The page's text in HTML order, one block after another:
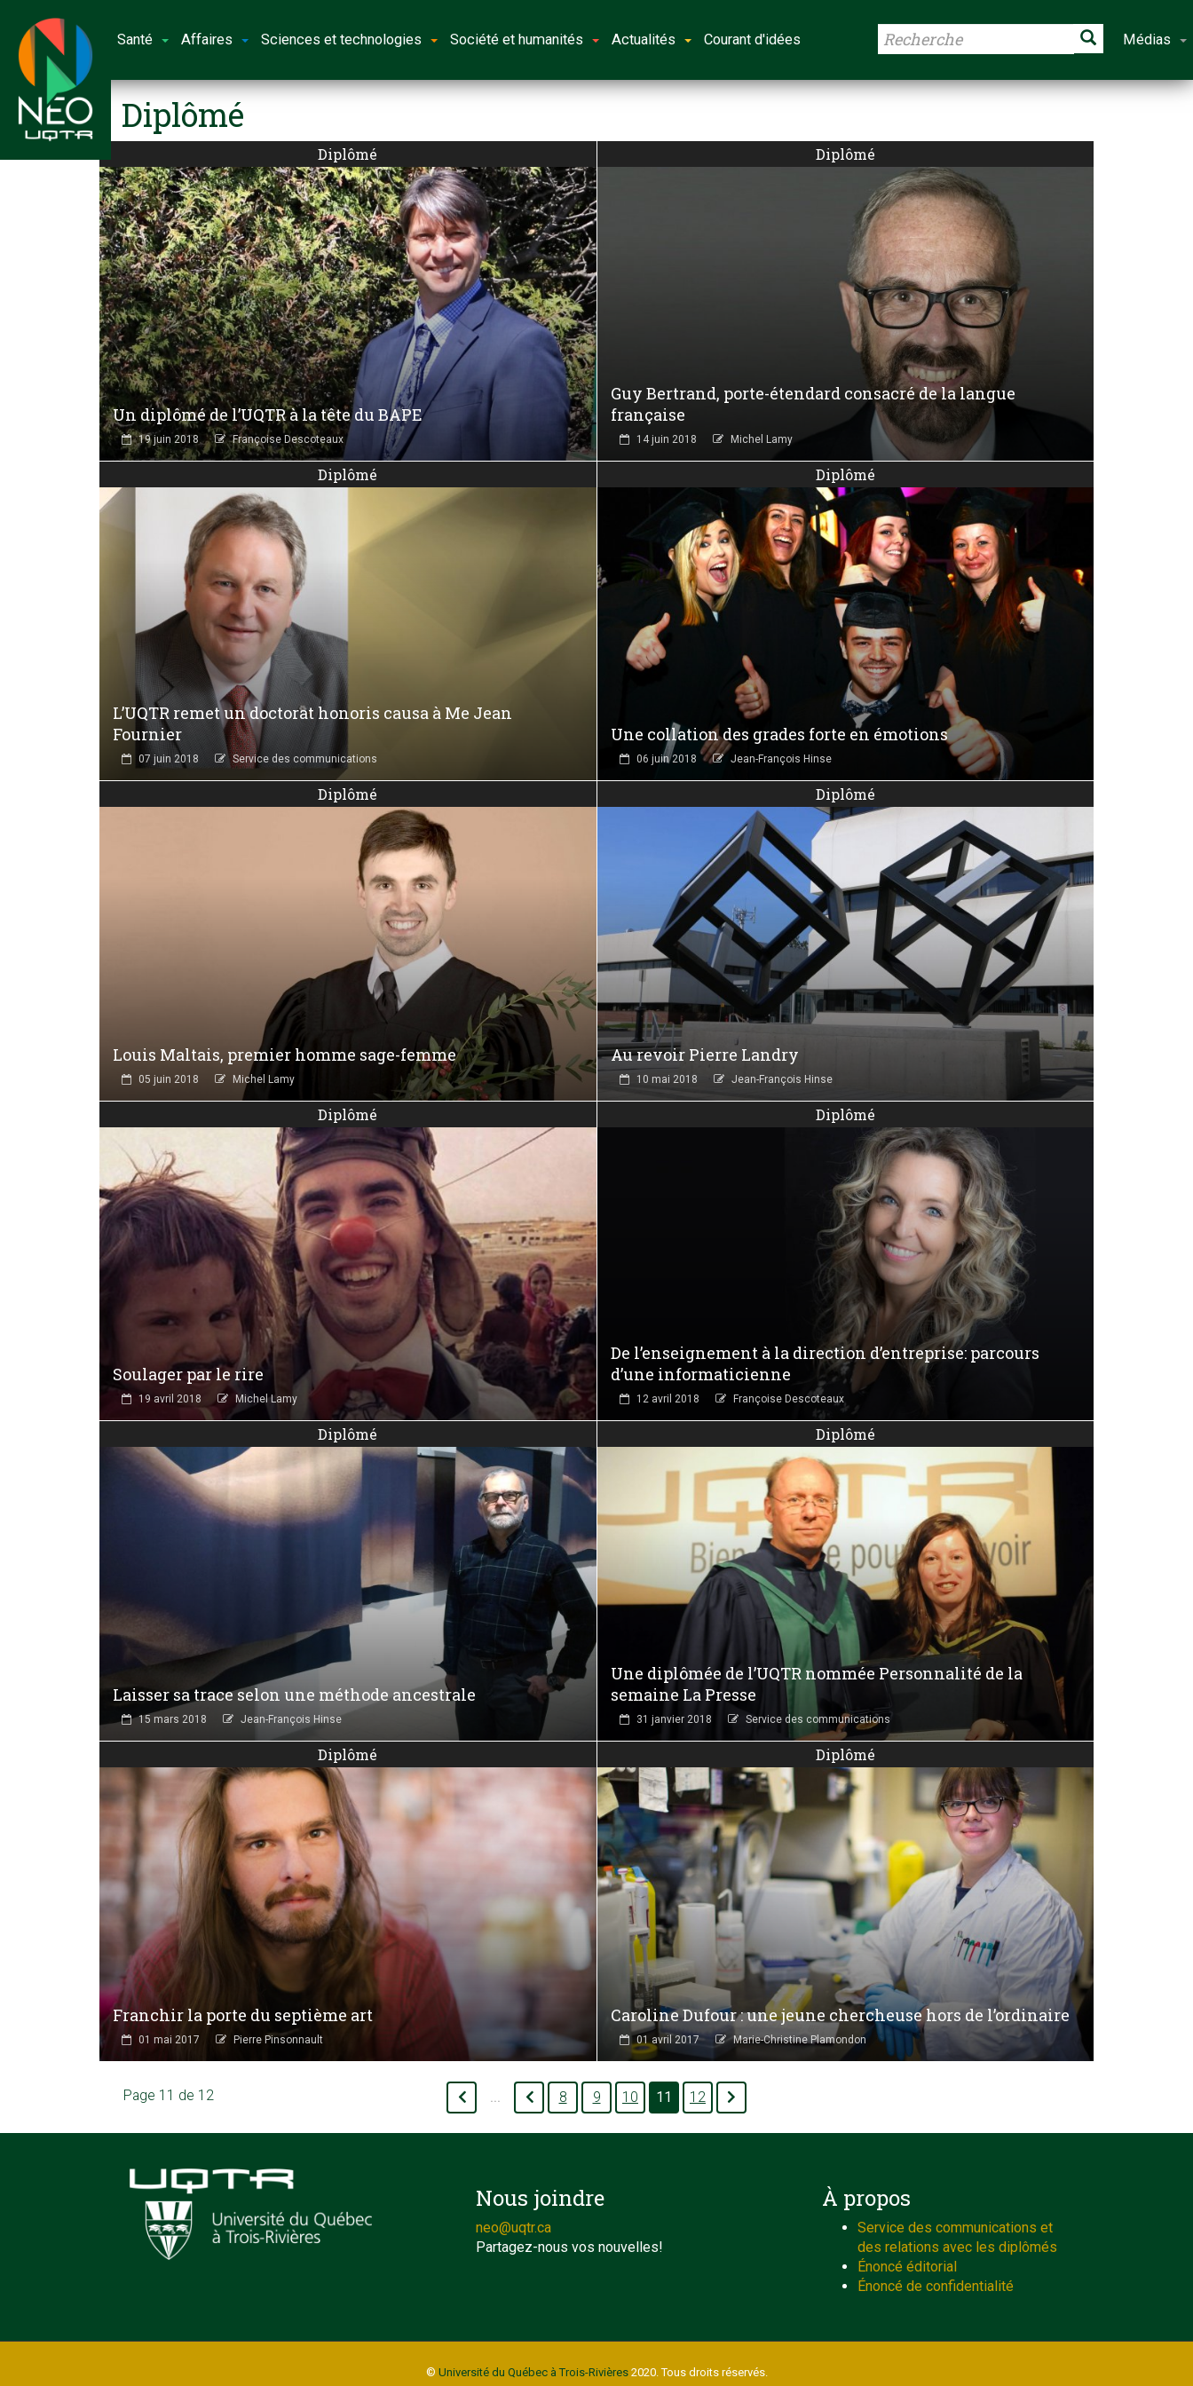
Santé Affaires Sciences et technologies Société et humanités Actualités Courant d'idées Médias
Diplômé
Diplômé
Un diplômé de l’UQTR à la tête du BAPE
19 juin 2018 Françoise Descoteaux
Diplômé
Guy Bertrand, porte-étendard consacré de la langue
française
14 juin 2018 Michel Lamy
Diplômé
L’UQTR remet un doctorat honoris causa à Me Jean
Fournier
07 juin 2018 Service des communications
Diplômé
Une collation des grades forte en émotions
06 juin 2018 Jean-François Hinse
Diplômé
Louis Maltais, premier homme sage-femme
05 juin 2018 Michel Lamy
Diplômé
Au revoir Pierre Landry
10 mai 2018 Jean-François Hinse
Diplômé
Soulager par le rire
19 avril 2018 Michel Lamy
Diplômé
De l’enseignement à la direction d’entreprise: parcours
d’une informaticienne
12 avril 2018 Françoise Descoteaux
Diplômé
Laisser sa trace selon une méthode ancestrale
15 mars 2018 Jean-François Hinse
Diplômé
Une diplômée de l’UQTR nommée Personnalité de la
semaine La Presse
31 janvier 2018 Service des communications
Diplômé
Franchir la porte du septième art
01 mai 2017 Pierre Pinsonnault
Diplômé
Caroline Dufour : une jeune chercheuse hors de l’ordinaire
01 avril 2017 Marie-Christine Plamondon
Page 11 de 12 8 9 10 11 12
Nous joindre
neo@uqtr.ca
Partagez-nous vos nouvelles!
À propos
Service des communications et
des relations avec les diplômés
Énoncé éditorial
Énoncé de confidentialité
© Université du Québec à Trois-Rivières2020. Tous droits réservés.